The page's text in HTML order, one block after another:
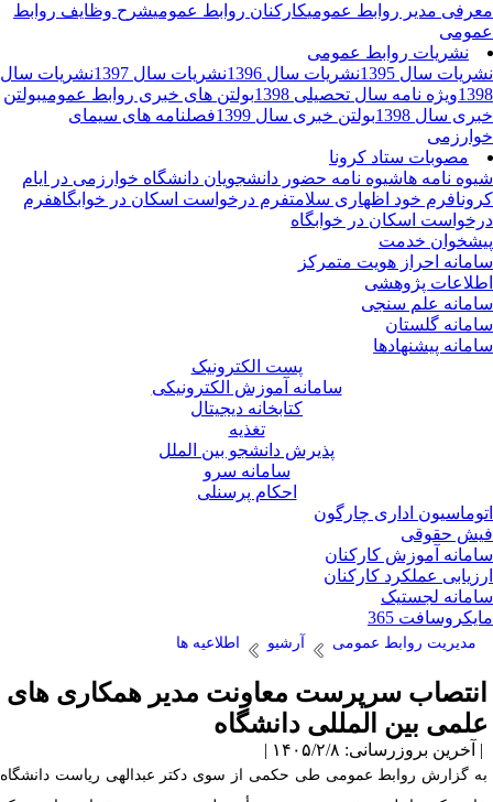
مدیر روابط عمومیکارکنان روابط عمومیشرح وظایف روابط
نشریات روابط عمومی
سال 1395
نشریات سال 1396 نشریات سال 1397
نشریات سال
ویژه نامه سال تحصیلی 1398 بولتن های خبری روابط عمومیبولتن
سال 1398
بولتن خبری سال 1399
فصلنامه های سیمای
مصوبات ستاد کرونا
نامه هاشیوه نامه حضور دانشجویان دانشگاه خوارزمی در ایام
فرم خود اظهاری سلامتفرم درخواست اسکان در خوابگاهفرم
اسکان در خوابگاه
خدمت
احراز هویت متمرکز
پژوهشی
علم سنجی
گلستان
پیشنهادها
پست الکترونیک
سامانه آموزش الکترونیکی
کتابخانه دیجیتال
تغذیه
پذیرش دانشجو بین الملل
سامانه سرو
احکام پرسنلی
اداری چارگون
حقوقی
آموزش کارکنان
عملکرد کارکنان
لجستیک
365
مدیریت روابط عمومی آرشیو اطلاعیه ها
سرپرست معاونت مدیر همکاری های
بین المللی دانشگاه
بروزرسانی: ۱۴۰۵/۲/۸ |
گزارش روابط عمومی طی حکمی از سوی دکتر عبدالهی ریاست دانشگاه،